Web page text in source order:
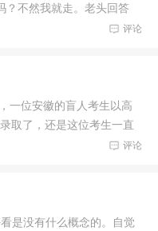
？不然我就走。老头回答
评论
一位安徽的盲人考生以高
取了，还是这位考生一直
评论
是没有什么概念的。自觉